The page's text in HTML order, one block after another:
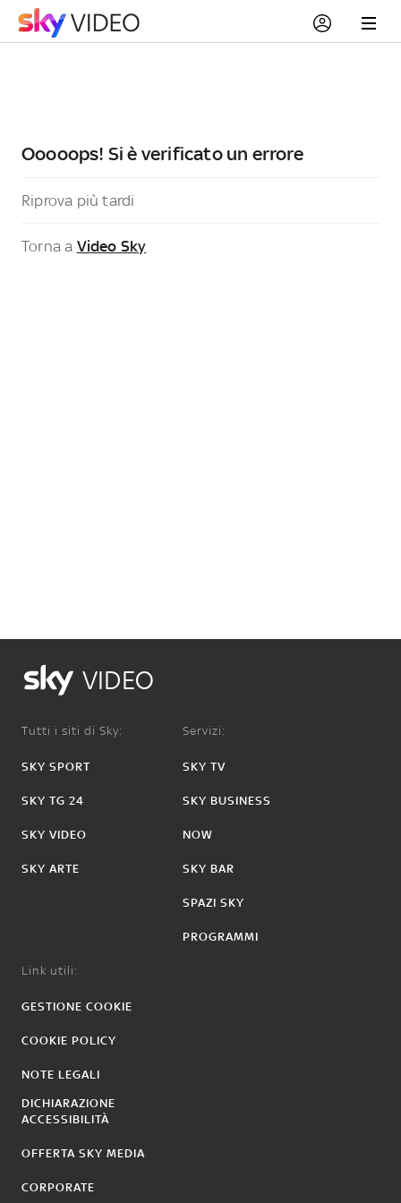
Ooooops! Si è verificato un errore
Riprova più tardi
Torna a Video Sky
VIDEO
Tutti i siti di Sky:
SKY SPORT
SKY TG 24
SKY VIDEO
SKY ARTE
Servizi:
SKY TV
SKY BUSINESS
NOW
SKY BAR
SPAZI SKY
PROGRAMMI
Link utili:
GESTIONE COOKIE
COOKIE POLICY
NOTE LEGALI
DICHIARAZIONE
ACCESSIBILITÀ
OFFERTA SKY MEDIA
CORPORATE